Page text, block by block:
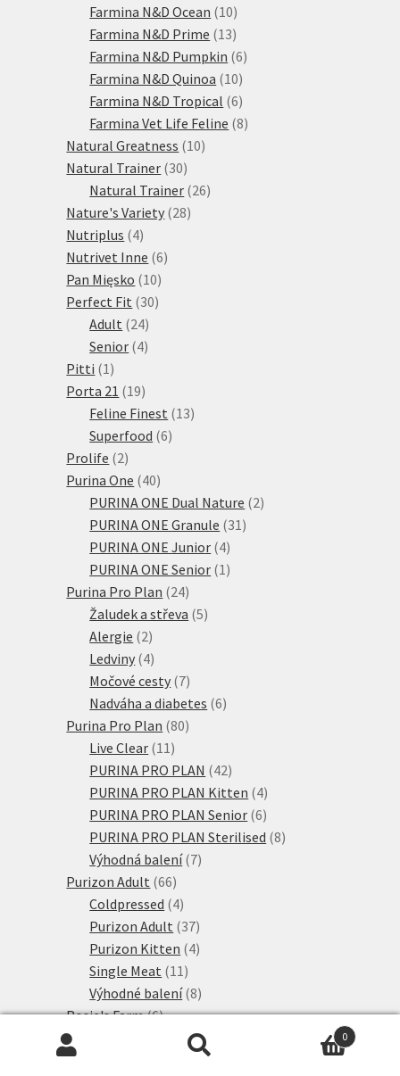
Farmina N&D Ocean 1010
produktů
Farmina N&D Prime 1313
produktů
Farmina N&D Pumpkin 66
Farmina N&D Quinoa 1010
produktů
Farmina N&D Tropical 66
produktů
Farmina Vet Life Feline 88
Natural Greatness 1010
Natural Trainer 3030
produktů
Natural Trainer 2626
Nature's Variety 2828
Nutriplus 44
produkty
Nutrivet Inne 66
Pan Mięsko 1010
produktů
Perfect Fit 3030
Adult 2424
produktů
Senior 44
Pitti 1 1
produkt
Porta 21 1919
produktů
Feline Finest 1313
Superfood 66
Prolife 22
produkty
Purina One 4040
produktů
PURINA ONE Dual Nature 22
PURINA ONE Granule 31 31
PURINA ONE Junior 44
produkty
PURINA ONE Senior 1 1
Purina Pro Plan 2424
produktů
Žaludek a střeva 55
Alergie 22
produkty
Ledviny 44
produkty
Močové cesty 77
produktů
Nadváha a diabetes 66
Purina Pro Plan 8080
Live Clear 11 11
produktů
PURINA PRO PLAN 4242
produktů
PURINA PRO PLAN Kitten 44
produkty
PURINA PRO PLAN Senior 66
produktů
PURINA PRO PLAN Sterilised 88
Výhodná balení 77
Purizon Adult 6666
produktů
Coldpressed 44
produkty
Purizon Adult 3737
produktů
Purizon Kitten 44
Single Meat 11 11
produktů
Výhodné balení 88
produktů
Rosie's Farm 66
produktů
Royal Canin
0